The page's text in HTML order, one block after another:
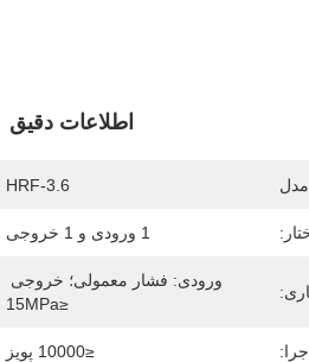
اطلاعات دقیق
HRF-3.6
1 ورودی و 1 خروجی
≤15MPa
≤10000 پویز